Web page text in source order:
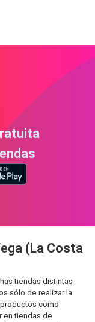
(La Costa
tiendas distintas
sólo de realizar la
como
en tiendas de